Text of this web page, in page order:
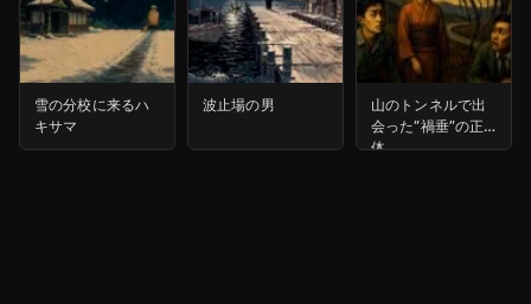
雪の分校に来るハ
キサマ
波止場の男
山のトンネルで出
会った“禍垂”の正
体